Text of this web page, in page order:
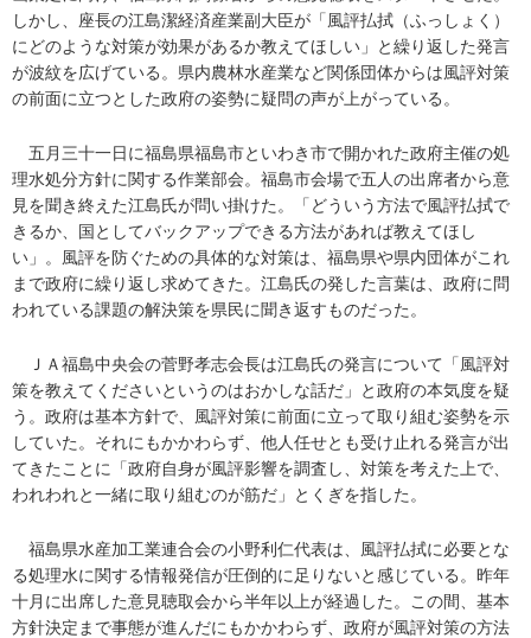
しかし、座長の江島潔経済産業副大臣が「風評払拭（ふっしょく）
にどのような対策が効果があるか教えてほしい」と繰り返した発言
が波紋を広げている。県内農林水産業など関係団体からは風評対策
の前面に立つとした政府の姿勢に疑問の声が上がっている。
五月三十一日に福島県福島市といわき市で開かれた政府主催の処
理水処分方針に関する作業部会。福島市会場で五人の出席者から意
見を聞き終えた江島氏が問い掛けた。「どういう方法で風評払拭で
きるか、国としてバックアップできる方法があれば教えてほし
い」。風評を防ぐための具体的な対策は、福島県や県内団体がこれ
まで政府に繰り返し求めてきた。江島氏の発した言葉は、政府に問
われている課題の解決策を県民に聞き返すものだった。
ＪＡ福島中央会の菅野孝志会長は江島氏の発言について「風評対
策を教えてくださいというのはおかしな話だ」と政府の本気度を疑
う。政府は基本方針で、風評対策に前面に立って取り組む姿勢を示
していた。それにもかかわらず、他人任せとも受け止れる発言が出
てきたことに「政府自身が風評影響を調査し、対策を考えた上で、
われわれと一緒に取り組むのが筋だ」とくぎを指した。
福島県水産加工業連合会の小野利仁代表は、風評払拭に必要とな
る処理水に関する情報発信が圧倒的に足りないと感じている。昨年
十月に出席した意見聴取会から半年以上が経過した。この間、基本
方針決定まで事態が進んだにもかかわらず、政府が風評対策の方法